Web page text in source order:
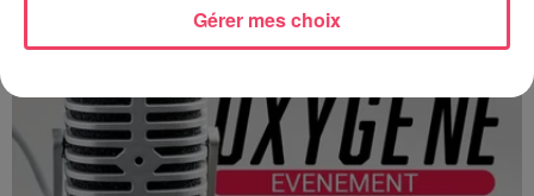
Gérer mes choix